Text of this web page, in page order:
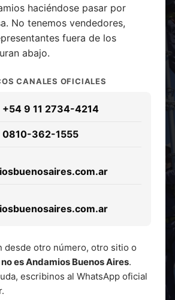
haciéndose pasar por
No tenemos vendedores,
fuera de los
abajo.
CANALES OFICIALES
+54 9 11 2734-4214
0810-362-1555
desde otro número, otro sitio o
no es Andamios Buenos Aires.
escribinos al WhatsApp oficial
de
y seguras.
para
de fachadas, obras civiles,
eventos.
y alta